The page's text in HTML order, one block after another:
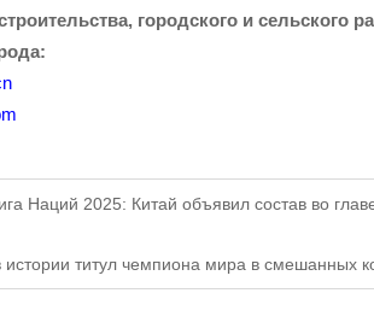
городского и сельского
Наций 2025: Китай объявил состав во
истории титул чемпиона мира в смешанных